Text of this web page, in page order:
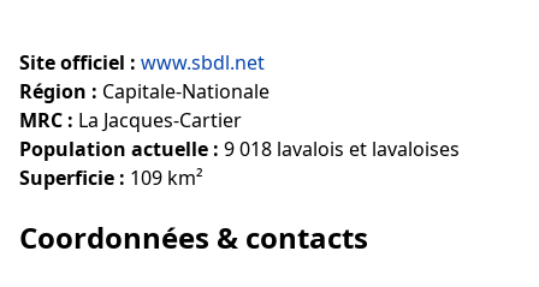
Site officiel : www.sbdl.net
Région : Capitale-Nationale
MRC : La Jacques-Cartier
Population actuelle : 9 018 lavalois et lavaloises
Superficie : 109 km²
Coordonnées & contacts